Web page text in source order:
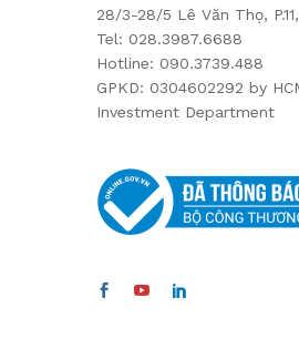
28/3-28/5 Lê Văn Thọ,
Tel: 028.3987.6688
Hotline: 090.3739.488
GPKD: 0304602292 by
Investment Department